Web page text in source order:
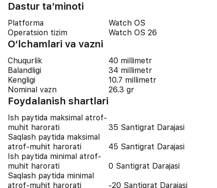
Dastur ta’minoti
Platforma
Watch OS
Operatsion tizim
Watch OS 26
O‘lchamlari va vazni
Chuqurlik
40 millimetr
Balandligi
34 millimetr
Kengligi
10.7 millimetr
Nominal vazn
26.3 gr
Foydalanish shartlari
Ish paytida maksimal atrof-
muhit harorati
35 Santigrat Darajasi
Saqlash paytida maksimal
atrof-muhit harorati
45 Santigrat Darajasi
Ish paytida minimal atrof-
muhit harorati
0 Santigrat Darajasi
Saqlash paytida minimal
atrof-muhit harorati
-20 Santigrat Darajasi